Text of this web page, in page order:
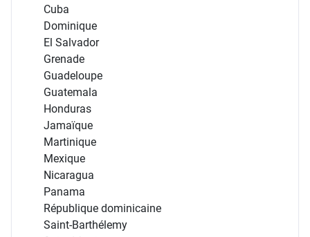
Cuba
Dominique
El Salvador
Grenade
Guadeloupe
Guatemala
Honduras
Jamaïque
Martinique
Mexique
Nicaragua
Panama
République dominicaine
Saint-Barthélemy